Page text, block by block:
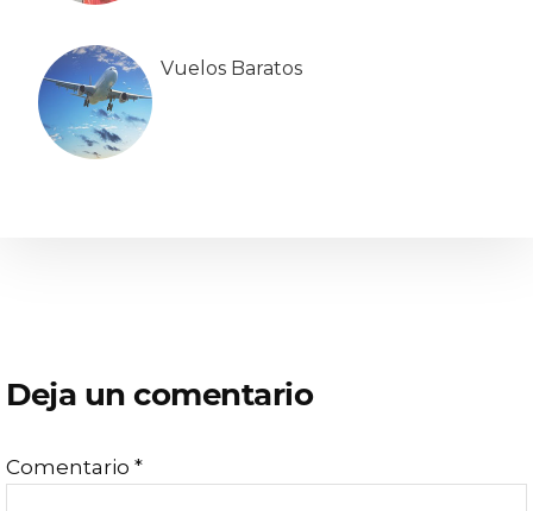
Vuelos Baratos
con
los
Deja un comentario
Comentario *